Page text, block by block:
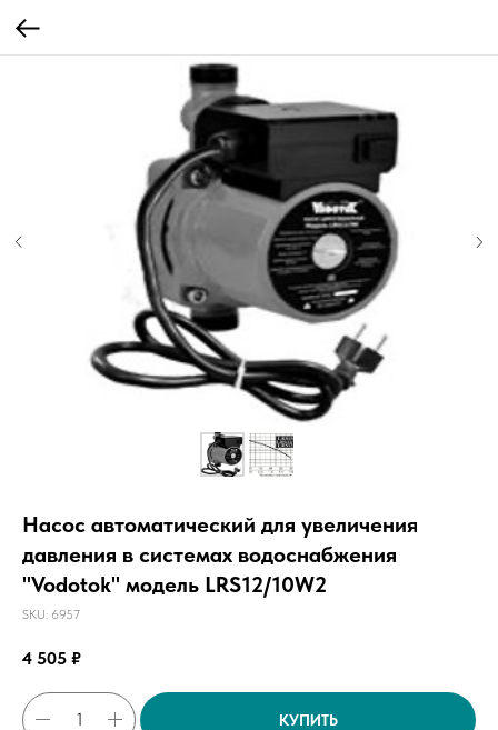
Насос автоматический для увеличения
давления в системах водоснабжения
"Vodotok" модель LRS12/10W2
SKU: 6957
4 505 ₽
КУПИТЬ